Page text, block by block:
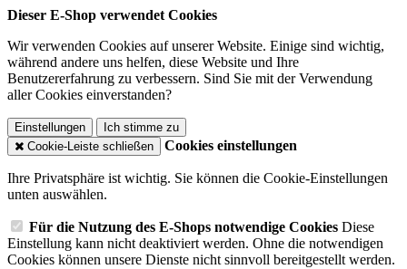
Dieser E-Shop verwendet Cookies
Wir verwenden Cookies auf unserer Website. Einige sind wichtig,
während andere uns helfen, diese Website und Ihre
Benutzererfahrung zu verbessern. Sind Sie mit der Verwendung
aller Cookies einverstanden?
Einstellungen
Ich stimme zu
Cookie-Leiste schließen
Cookies einstellungen
Ihre Privatsphäre ist wichtig. Sie können die Cookie-Einstellungen
unten auswählen.
Für die Nutzung des E-Shops notwendige Cookies Diese
Einstellung kann nicht deaktiviert werden. Ohne die notwendigen
Cookies können unsere Dienste nicht sinnvoll bereitgestellt werden.